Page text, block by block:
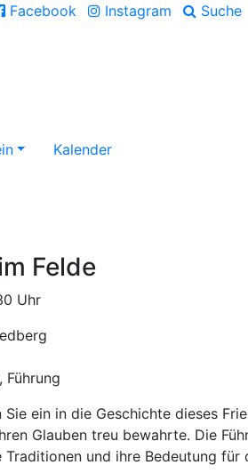
Facebook Instagram Suche
Kalender
Felde
Uhr
ein in die Geschichte dieses
Glauben treu bewahrte. Die
und ihre Bedeutung für